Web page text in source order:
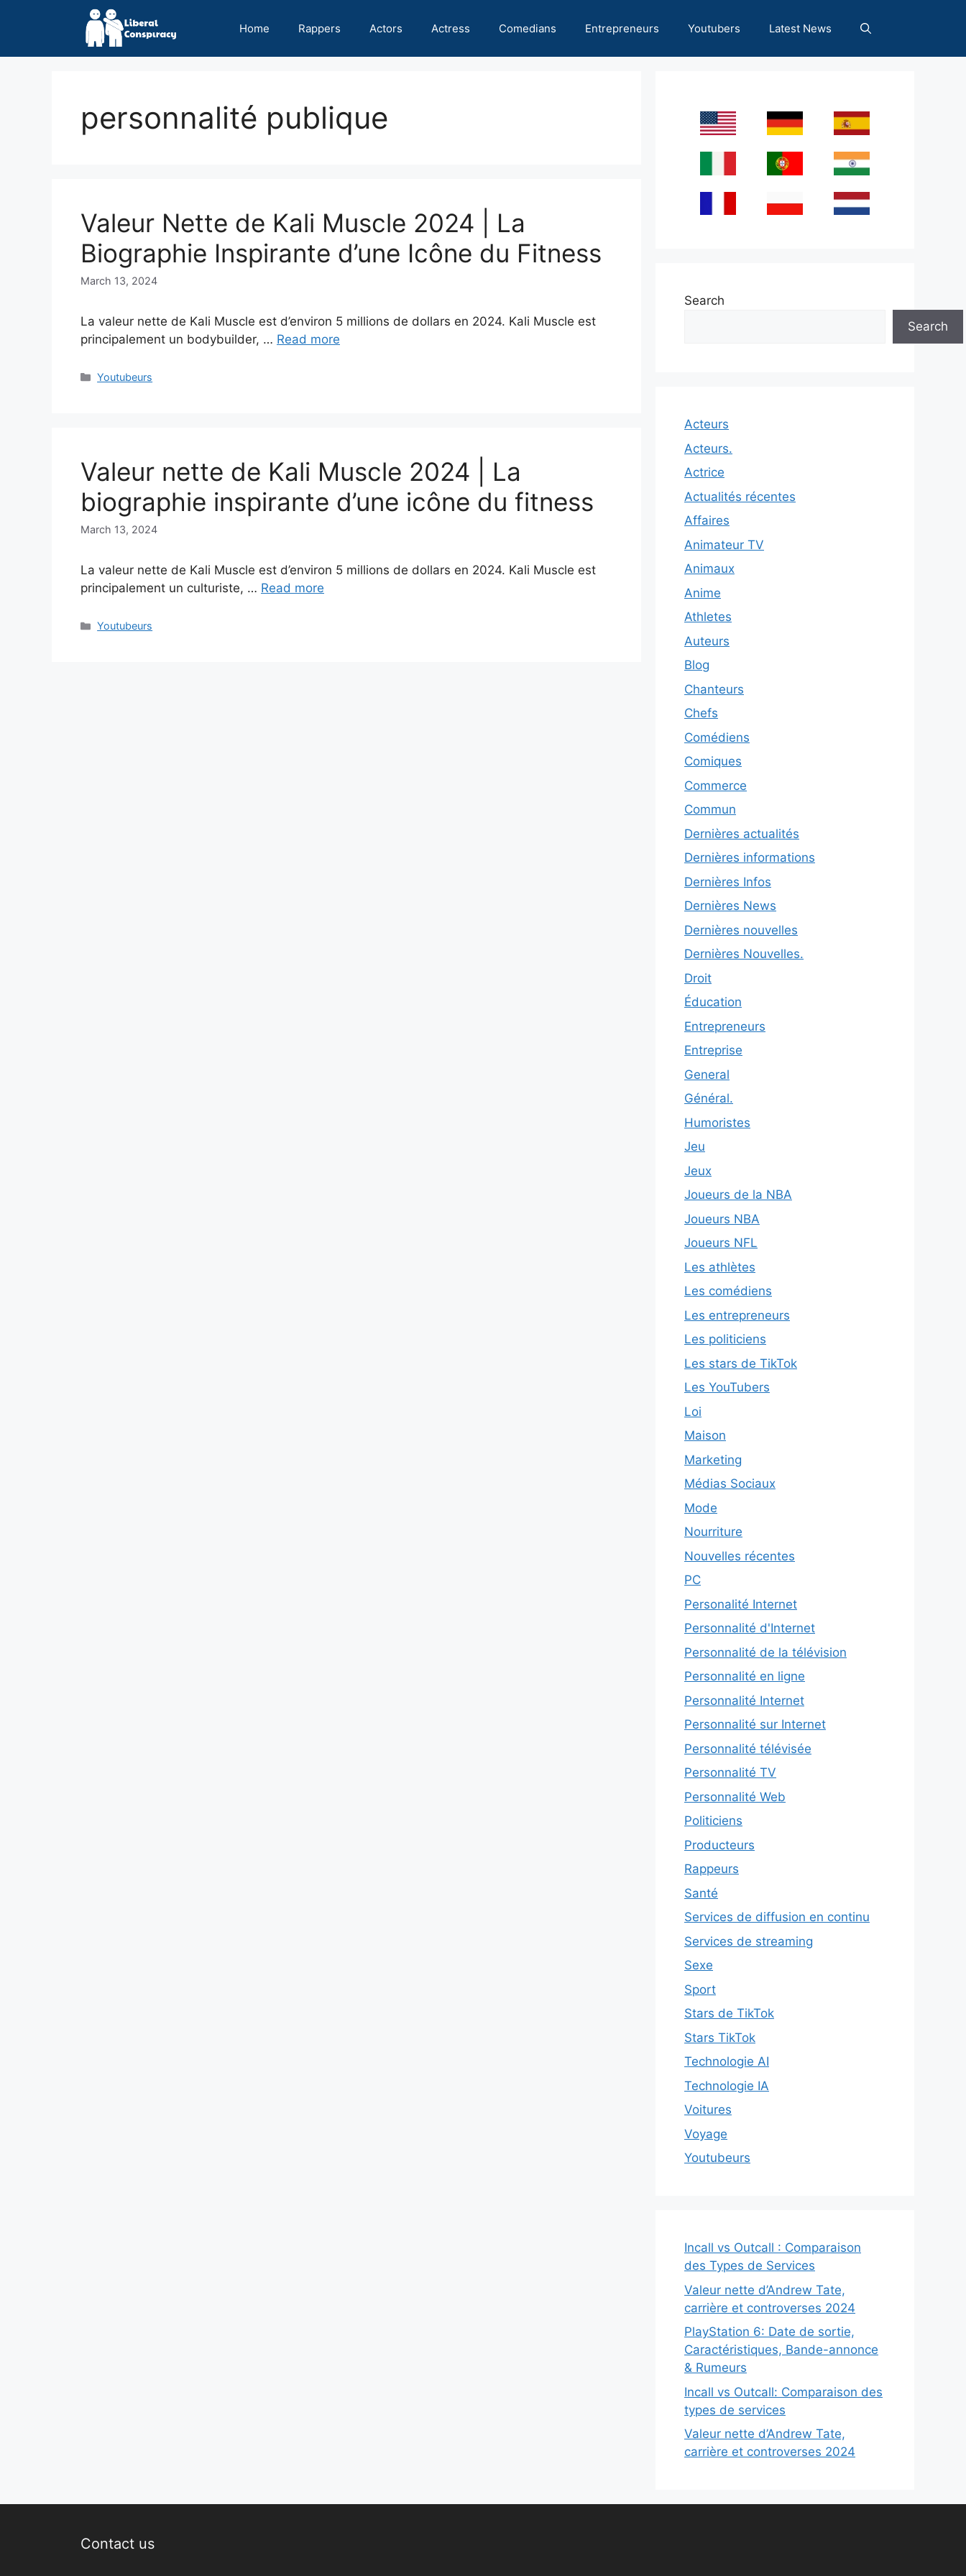
Home Rappers Actors Actress Comedians Entrepreneurs Youtubers Latest News
personnalité publique
Valeur Nette de Kali Muscle 2024 | La
Biographie Inspirante d’une Icône du Fitness
March 13, 2024
La valeur nette de Kali Muscle est d’environ 5 millions de dollars en 2024. Kali Muscle est
principalement un bodybuilder, … Read more
Categories
Youtubeurs
Valeur nette de Kali Muscle 2024 | La
biographie inspirante d’une icône du fitness
March 13, 2024
La valeur nette de Kali Muscle est d’environ 5 millions de dollars en 2024. Kali Muscle est
principalement un culturiste, … Read more
Categories
Youtubeurs
Search
Search
Acteurs
Acteurs.
Actrice
Actualités récentes
Affaires
Animateur TV
Animaux
Anime
Athletes
Auteurs
Blog
Chanteurs
Chefs
Comédiens
Comiques
Commerce
Commun
Dernières actualités
Dernières informations
Dernières Infos
Dernières News
Dernières nouvelles
Dernières Nouvelles.
Droit
Éducation
Entrepreneurs
Entreprise
General
Général.
Humoristes
Jeu
Jeux
Joueurs de la NBA
Joueurs NBA
Joueurs NFL
Les athlètes
Les comédiens
Les entrepreneurs
Les politiciens
Les stars de TikTok
Les YouTubers
Loi
Maison
Marketing
Médias Sociaux
Mode
Nourriture
Nouvelles récentes
PC
Personalité Internet
Personnalité d'Internet
Personnalité de la télévision
Personnalité en ligne
Personnalité Internet
Personnalité sur Internet
Personnalité télévisée
Personnalité TV
Personnalité Web
Politiciens
Producteurs
Rappeurs
Santé
Services de diffusion en continu
Services de streaming
Sexe
Sport
Stars de TikTok
Stars TikTok
Technologie AI
Technologie IA
Voitures
Voyage
Youtubeurs
Incall vs Outcall : Comparaison
des Types de Services
Valeur nette d’Andrew Tate,
carrière et controverses 2024
PlayStation 6: Date de sortie,
Caractéristiques, Bande-annonce
& Rumeurs
Incall vs Outcall: Comparaison des
types de services
Valeur nette d’Andrew Tate,
carrière et controverses 2024
Contact us